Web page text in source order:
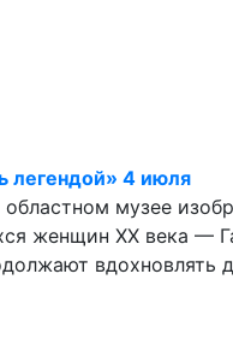
легендой» 4 июля
музее
женщин XX века —
вдохновлять